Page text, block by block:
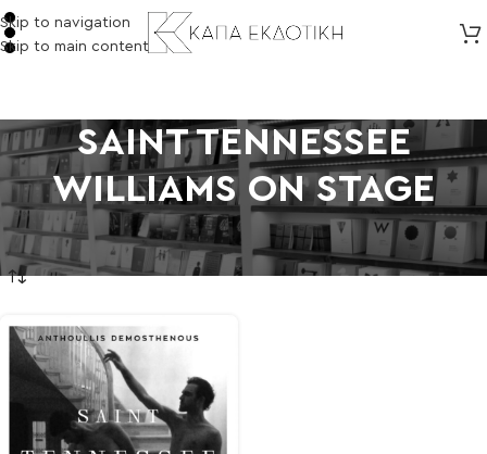
Skip to navigation
Skip to main content
SAINT TENNESSEE
WILLIAMS ON STAGE
Αρχική σελίδα
/
Προϊόντα με ετικέτα “SAINT TENNESSEE WILLIAMS ON STAGE”